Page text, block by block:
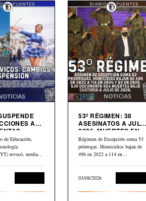
A
de Educación,
revocó, mediante
53º RÉGIMEN: 38
ASESINATOS A JULIO
2026. MUERTES EN
CÁRCEL: “554”
Régimen de Excepción suma 53
prórrogas. Homicidios bajan de
496 en 2022 a 114 en…
03/08/2026